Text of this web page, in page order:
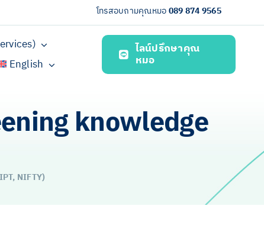
โทรสอบถามคุณหมอ089 874 9565
English
ไลน์ปรึกษาคุณ
หมอ
knowledge
NIFTY)